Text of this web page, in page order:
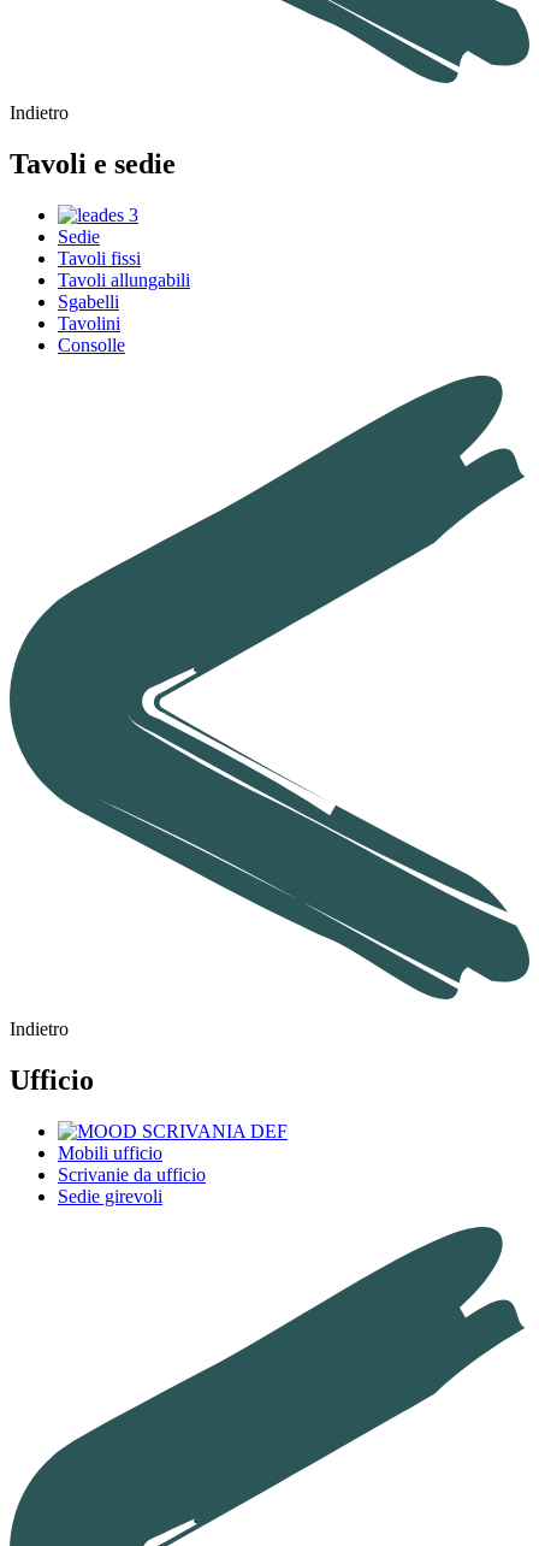
Indietro
Tavoli e sedie
Sedie
Tavoli fissi
Tavoli allungabili
Sgabelli
Tavolini
Consolle
Indietro
Ufficio
Mobili ufficio
Scrivanie da ufficio
Sedie girevoli